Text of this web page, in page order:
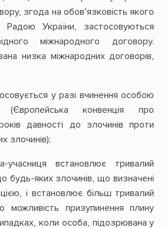
згода на обов’язковість якого
України, застосовуються
міжнародного договору.
низка міжнародних договорів,
у разі вчинення особою
(Європейська конвенція про
давності до злочинів проти
злочинів);
встановлює тривалий
будь-яких злочинів, що визначені
і встановлює більш тривалий
можливість призупинення плину
коли особа, підозрювана у